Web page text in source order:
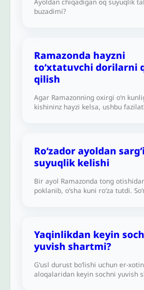
chunki junub holda saharlik
boʻldimi degan gumondaman.
Ayoldan chiqadigan oq suyuqlik
buzadimi?
Ramazonda hayzni
to‘xtatuvchi dorilarni
qilish
Agar Ramazonning oxirgi o‘n
kishininz hayzi kelsa, ushbu
Roʻzador ayoldan
suyuqlik kelishi
Bir ayol Ramazonda tong
poklanib, o‘sha kuni ro‘za tutdi.
Yaqinlikdan keyin
yuvish shartmi?
G‘usl durust bo‘lishi uchun er-
aloqalaridan keyin sochni yuvish